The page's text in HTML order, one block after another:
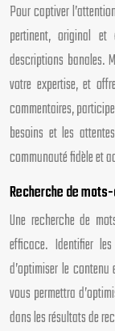
Pour captiver
pertinent, original et
descriptions banales.
votre expertise, et
commentaires,
besoins et les
communauté fidèle et
Recherche de
Une recherche de
efficace. Identifier
d’optimiser le
vous permettra
dans les résultats de